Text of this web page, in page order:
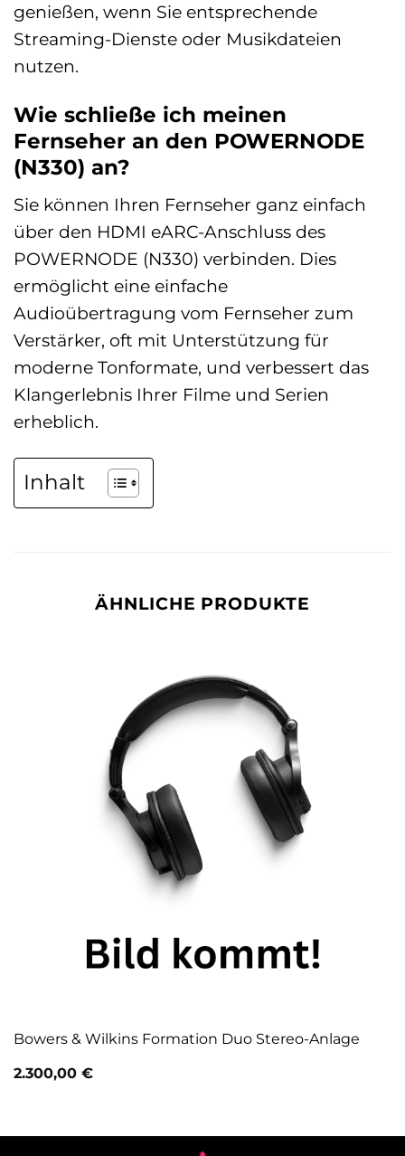
genießen, wenn Sie entsprechende
Streaming-Dienste oder Musikdateien
nutzen.
Wie schließe ich meinen
Fernseher an den POWERNODE
(N330) an?
Sie können Ihren Fernseher ganz einfach
über den HDMI eARC-Anschluss des
POWERNODE (N330) verbinden. Dies
ermöglicht eine einfache
Audioübertragung vom Fernseher zum
Verstärker, oft mit Unterstützung für
moderne Tonformate, und verbessert das
Klangerlebnis Ihrer Filme und Serien
erheblich.
Inhalt
ÄHNLICHE PRODUKTE
Bowers & Wilkins Formation Duo Stereo-Anlage
2.300,00 €